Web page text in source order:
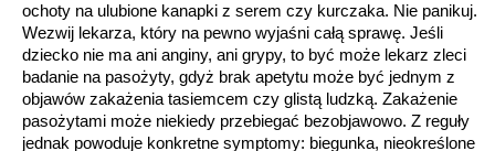
ochoty na ulubione kanapki z serem czy kurczaka. Nie panikuj.
Wezwij lekarza, który na pewno wyjaśni całą sprawę. Jeśli
dziecko nie ma ani anginy, ani grypy, to być może lekarz zleci
badanie na pasożyty, gdyż brak apetytu może być jednym z
objawów zakażenia tasiemcem czy glistą ludzką. Zakażenie
pasożytami może niekiedy przebiegać bezobjawowo. Z reguły
jednak powoduje konkretne symptomy: biegunka, nieokreślone